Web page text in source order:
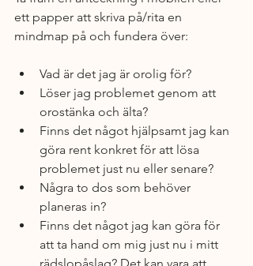
ett papper att skriva på/rita en
mindmap på och fundera över:
Vad är det jag är orolig för?
Löser jag problemet genom att
orostänka och älta?
Finns det något hjälpsamt jag kan
göra rent konkret för att lösa
problemet just nu eller senare?
Några to dos som behöver
planeras in?
Finns det något jag kan göra för
att ta hand om mig just nu i mitt